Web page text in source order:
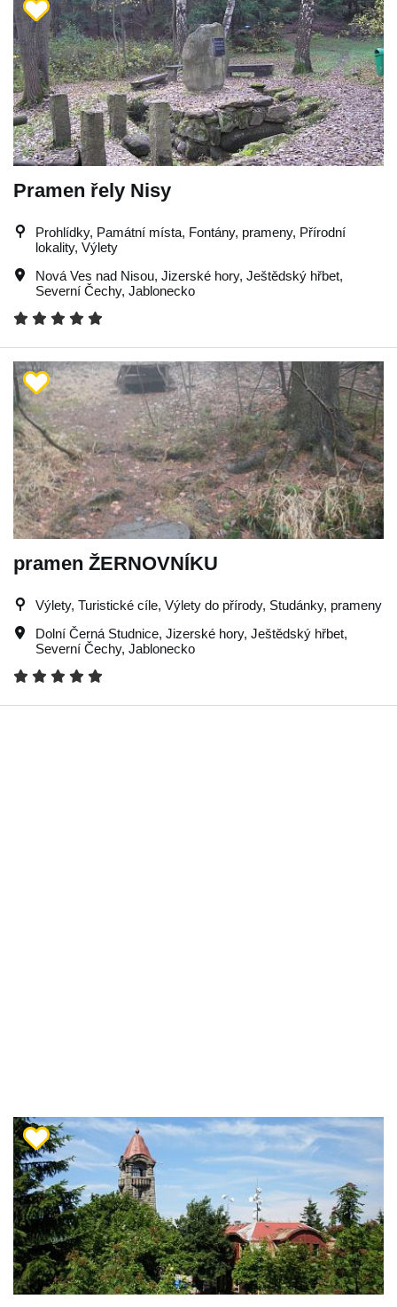
Pramen řely Nisy
Prohlídky, Památní místa, Fontány, prameny, Přírodní
lokality, Výlety
Nová Ves nad Nisou, Jizerské hory, Ještědský hřbet,
Severní Čechy, Jablonecko
pramen ŽERNOVNÍKU
Výlety, Turistické cíle, Výlety do přírody, Studánky, prameny
Dolní Černá Studnice, Jizerské hory, Ještědský hřbet,
Severní Čechy, Jablonecko